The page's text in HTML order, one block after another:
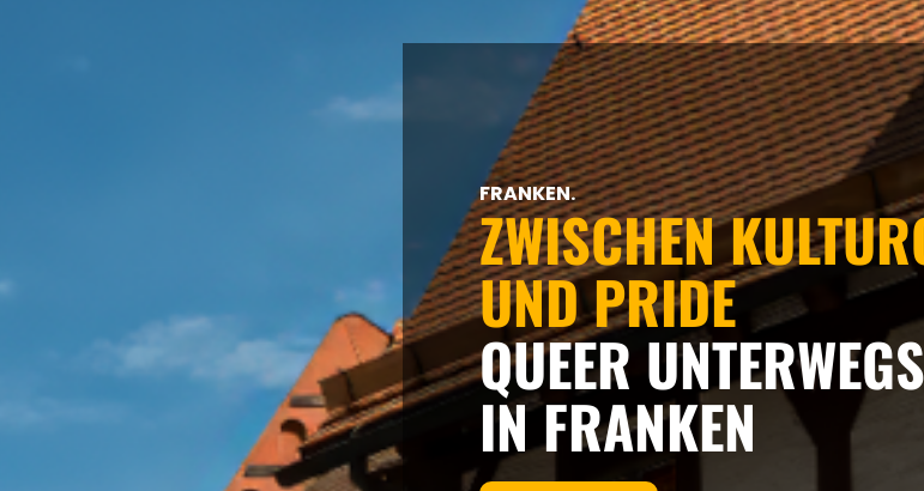
FRANKEN.
ZWISCHEN
UND PRIDE
QUEER UNTERWEGS
IN FRANKEN